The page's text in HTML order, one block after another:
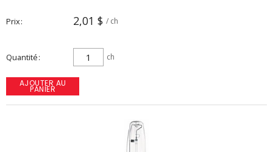
Prix 2,01 $ / ch
Quantité ch
AJOUTER AU
PANIER